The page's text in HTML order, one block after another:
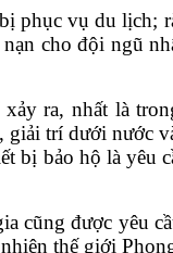
phục vụ du
cho đội ngũ
ra, nhất là
trí dưới nước
bảo hộ là yêu
được yêu
thế giới